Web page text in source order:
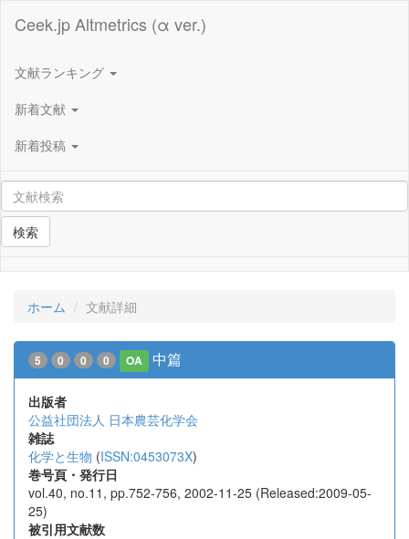
Ceek.jp Altmetrics (α ver.)
文献ランキング
新着文献
新着投稿
検索
ホーム 文献詳細
5 0 0 0 OA 中篇
出版者
公益社団法人 日本農芸化学会
雑誌
化学と生物 (ISSN:0453073X)
巻号頁・発行日
vol.40, no.11, pp.752-756, 2002-11-25 (Released:2009-05-
25)
被引用文献数